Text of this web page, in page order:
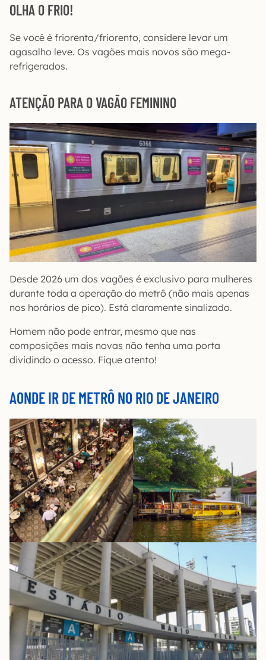
OLHA O FRIO!
Se você é friorenta/friorento, considere levar um
agasalho leve. Os vagões mais novos são mega-
refrigerados.
ATENÇÃO PARA O VAGÃO FEMININO
Desde 2026 um dos vagões é exclusivo para mulheres
durante toda a operação do metrô (não mais apenas
nos horários de pico). Está claramente sinalizado.
Homem não pode entrar, mesmo que nas
composições mais novas não tenha uma porta
dividindo o acesso. Fique atento!
AONDE IR DE METRÔ NO RIO DE JANEIRO